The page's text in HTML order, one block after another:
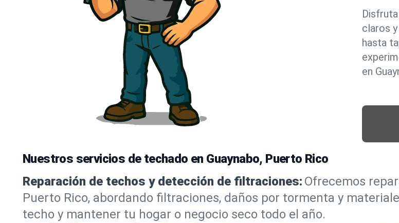
claros
hasta
en
Nuestros servicios de techado en Guaynabo, Puerto Rico
Reparación de techos y detección de filtraciones: Ofrecemos
Puerto Rico, abordando filtraciones, daños por tormenta y
techo y mantener tu hogar o negocio seco todo el año.